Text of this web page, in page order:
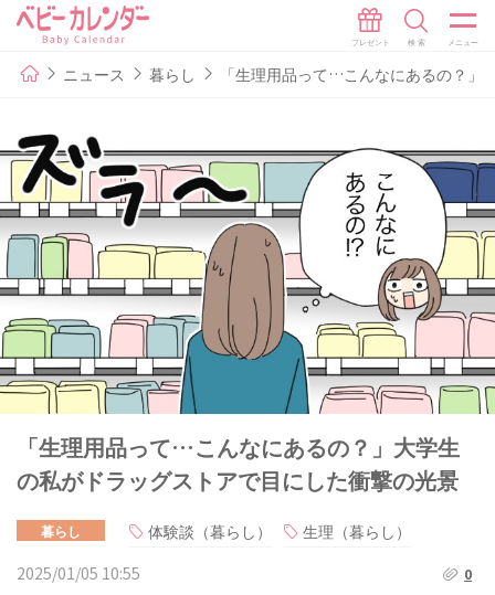
ニュース 暮らし 「生理用品って…こんなにあるの？」
「生理用品って…こんなにあるの？」大学生
の私がドラッグストアで目にした衝撃の光景
暮らし 体験談（暮らし）
生理（暮らし）
2025/01/05 10:55
0